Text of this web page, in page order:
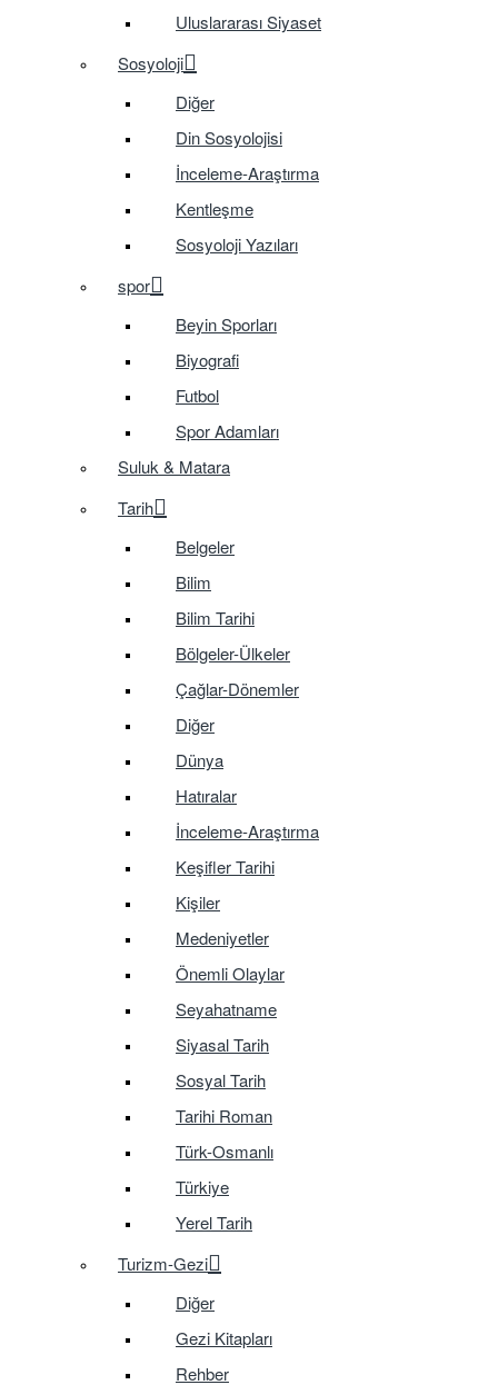
Uluslararası Siyaset
Sosyoloji
Diğer
Din Sosyolojisi
İnceleme-Araştırma
Kentleşme
Sosyoloji Yazıları
spor
Beyin Sporları
Biyografi
Futbol
Spor Adamları
Suluk & Matara
Tarih
Belgeler
Bilim
Bilim Tarihi
Bölgeler-Ülkeler
Çağlar-Dönemler
Diğer
Dünya
Hatıralar
İnceleme-Araştırma
Keşifler Tarihi
Kişiler
Medeniyetler
Önemli Olaylar
Seyahatname
Siyasal Tarih
Sosyal Tarih
Tarihi Roman
Türk-Osmanlı
Türkiye
Yerel Tarih
Turizm-Gezi
Diğer
Gezi Kitapları
Rehber